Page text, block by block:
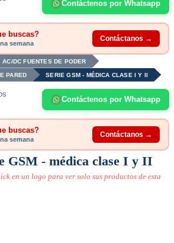
Contáctenos por Whatsapp
buscas?
semana
Contáctanos →
AC/DC FUENTES DE PODER
PARED SERIE GSM - MÉDICA CLASE I Y II
Contáctenos por Whatsapp
buscas?
semana
Contáctanos →
GSM - médica clase I y II
en un logo para ver solo sus productos de esta